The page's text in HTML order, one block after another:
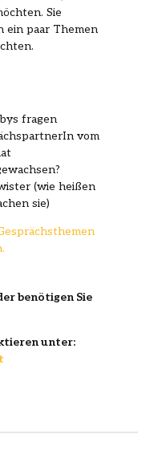
Sie
ein paar Themen
fragen
vom
(wie heißen
sie)
benötigen Sie
unter: